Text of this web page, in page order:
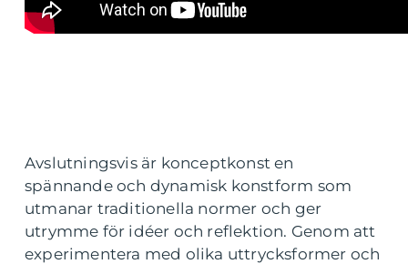
Avslutningsvis är konceptkonst en
spännande och dynamisk konstform som
utmanar traditionella normer och ger
utrymme för idéer och reflektion. Genom att
experimentera med olika uttrycksformer och